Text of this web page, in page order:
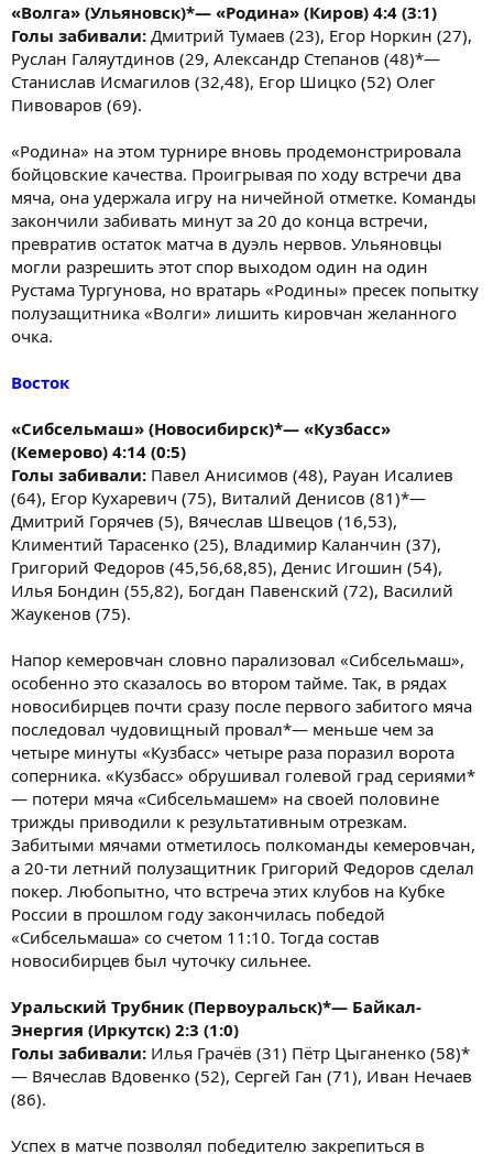
«Волга» (Ульяновск)*— «Родина» (Киров) 4:4 (3:1)
Голы забивали: Дмитрий Тумаев (23), Егор Норкин (27),
Руслан Галяутдинов (29, Александр Степанов (48)*—
Станислав Исмагилов (32,48), Егор Шицко (52) Олег
Пивоваров (69).
«Родина» на этом турнире вновь продемонстрировала
бойцовские качества. Проигрывая по ходу встречи два
мяча, она удержала игру на ничейной отметке. Команды
закончили забивать минут за 20 до конца встречи,
превратив остаток матча в дуэль нервов. Ульяновцы
могли разрешить этот спор выходом один на один
Рустама Тургунова, но вратарь «Родины» пресек попытку
полузащитника «Волги» лишить кировчан желанного
очка.
Восток
«Сибсельмаш» (Новосибирск)*— «Кузбасс»
(Кемерово) 4:14 (0:5)
Голы забивали: Павел Анисимов (48), Рауан Исалиев
(64), Егор Кухаревич (75), Виталий Денисов (81)*—
Дмитрий Горячев (5), Вячеслав Швецов (16,53),
Климентий Тарасенко (25), Владимир Каланчин (37),
Григорий Федоров (45,56,68,85), Денис Игошин (54),
Илья Бондин (55,82), Богдан Павенский (72), Василий
Жаукенов (75).
Напор кемеровчан словно парализовал «Сибсельмаш»,
особенно это сказалось во втором тайме. Так, в рядах
новосибирцев почти сразу после первого забитого мяча
последовал чудовищный провал*— меньше чем за
четыре минуты «Кузбасс» четыре раза поразил ворота
соперника. «Кузбасс» обрушивал голевой град сериями*
— потери мяча «Сибсельмашем» на своей половине
трижды приводили к результативным отрезкам.
Забитыми мячами отметилось полкоманды кемеровчан,
а 20-ти летний полузащитник Григорий Федоров сделал
покер. Любопытно, что встреча этих клубов на Кубке
России в прошлом году закончилась победой
«Сибсельмаша» со счетом 11:10. Тогда состав
новосибирцев был чуточку сильнее.
Уральский Трубник (Первоуральск)*— Байкал-
Энергия (Иркутск) 2:3 (1:0)
Голы забивали: Илья Грачёв (31) Пётр Цыганенко (58)*
— Вячеслав Вдовенко (52), Сергей Ган (71), Иван Нечаев
(86).
Успех в матче позволял победителю закрепиться в